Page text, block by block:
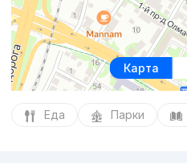
Карта
Еда Парки